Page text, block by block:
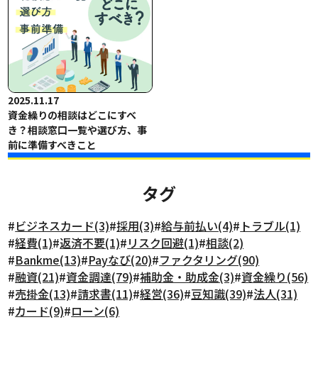
2025.11.17
資金繰りの相談はどこにすべ
き？相談窓口一覧や選び方、事
前に準備すべきこと
タグ
#ビジネスカード(3)#採用(3)#給与前払い(4)# トラブル(1)
#経費(1)#返済不要(1)#リスク回避(1)#相談(2)
#Bankme(13)#Payなび(20)#ファクタリング(90)
#融資(21)#資金調達(79)#補助金・助成金(3)#資金繰り(56)
#売掛金(13)#請求書(11)#経営(36)#豆知識(39)#法人(31)
#カード(9)#ローン(6)